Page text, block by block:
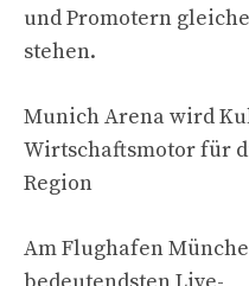
und Promotern
stehen.
Munich Arena wird
Wirtschaftsmotor für
Region
Am Flughafen